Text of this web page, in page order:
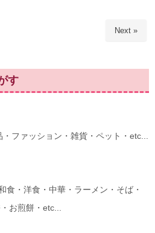
Next »
す
・ファッション・雑貨・ペット・etc...
食・洋食・中華・ラーメン・そば・
お煎餅・etc...